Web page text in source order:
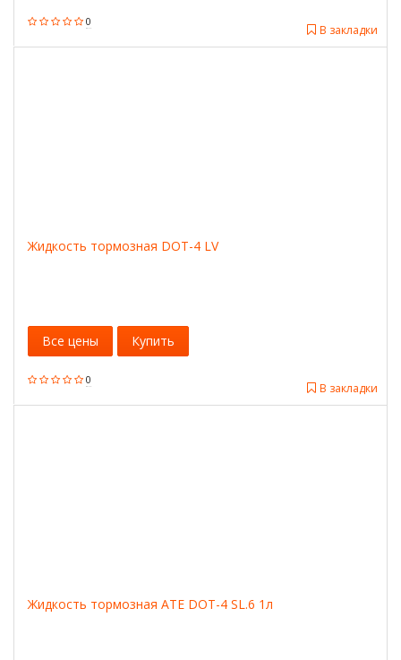
0
В закладки
Жидкость тормозная DOT-4 LV
0
В закладки
Все цены Купить
Жидкость тормозная ATE DOT-4 SL.6 1л